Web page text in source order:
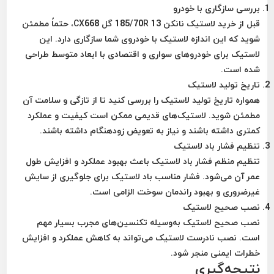
بررسی سازگاری با خودرو
قبل از خرید لاستیک نانکن 185/70R 13 گل CX668، حتماً مطمئن
شوید که این اندازه لاستیک با خودروی شما سازگاری دارد. این
لاستیک برای خودروهای سواری و اقتصادی با ابعاد متوسط طراحی
شده است.
تاریخ تولید لاستیک
همواره تاریخ تولید لاستیک را بررسی کنید تا از تازگی و سلامت آن
مطمئن شوید. لاستیک‌های قدیمی ممکن است کیفیت و عملکرد
کمتری داشته باشند و نیاز به تعویض زودهنگام داشته باشند.
تنظیم فشار باد لاستیک
تنظیم منظم فشار باد لاستیک باعث بهبود عملکرد و افزایش طول
عمر آن می‌شود. فشار مناسب باد لاستیک برای جلوگیری از سایش
غیرضروری و بهبود راندمان سوخت الزامی است.
نصب صحیح لاستیک
نصب صحیح لاستیک به‌وسیله تکنسین‌های مجرب بسیار مهم
است. نصب نادرست لاستیک می‌تواند به کاهش عملکرد و افزایش
خطرات ایمنی منجر شود.
نتیجه‌گیری